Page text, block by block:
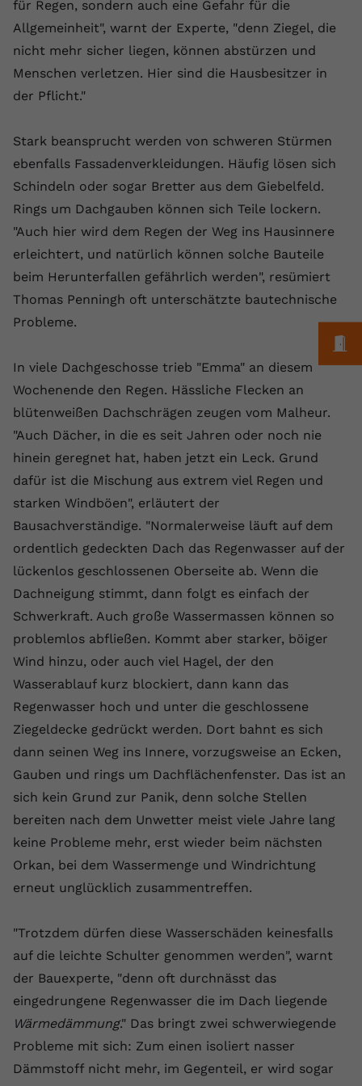
für Regen, sondern auch eine Gefahr für die
Allgemeinheit", warnt der Experte, "denn Ziegel, die
nicht mehr sicher liegen, können abstürzen und
Menschen verletzen. Hier sind die Hausbesitzer in
der Pflicht."
Stark beansprucht werden von schweren Stürmen
ebenfalls Fassadenverkleidungen. Häufig lösen sich
Schindeln oder sogar Bretter aus dem Giebelfeld.
Rings um Dachgauben können sich Teile lockern.
"Auch hier wird dem Regen der Weg ins Hausinnere
erleichtert, und natürlich können solche Bauteile
beim Herunterfallen gefährlich werden", resümiert
Thomas Penningh oft unterschätzte bautechnische
Probleme.
In viele Dachgeschosse trieb "Emma" an diesem
Wochenende den Regen. Hässliche Flecken an
blütenweißen Dachschrägen zeugen vom Malheur.
"Auch Dächer, in die es seit Jahren oder noch nie
hinein geregnet hat, haben jetzt ein Leck. Grund
dafür ist die Mischung aus extrem viel Regen und
starken Windböen", erläutert der
Bausachverständige. "Normalerweise läuft auf dem
ordentlich gedeckten Dach das Regenwasser auf der
lückenlos geschlossenen Oberseite ab. Wenn die
Dachneigung stimmt, dann folgt es einfach der
Schwerkraft. Auch große Wassermassen können so
problemlos abfließen. Kommt aber starker, böiger
Wind hinzu, oder auch viel Hagel, der den
Wasserablauf kurz blockiert, dann kann das
Regenwasser hoch und unter die geschlossene
Ziegeldecke gedrückt werden. Dort bahnt es sich
dann seinen Weg ins Innere, vorzugsweise an Ecken,
Gauben und rings um Dachflächenfenster. Das ist an
sich kein Grund zur Panik, denn solche Stellen
bereiten nach dem Unwetter meist viele Jahre lang
keine Probleme mehr, erst wieder beim nächsten
Orkan, bei dem Wassermenge und Windrichtung
erneut unglücklich zusammentreffen.
"Trotzdem dürfen diese Wasserschäden keinesfalls
auf die leichte Schulter genommen werden", warnt
der Bauexperte, "denn oft durchnässt das
eingedrungene Regenwasser die im Dach liegende
Wärmedämmung." Das bringt zwei schwerwiegende
Probleme mit sich: Zum einen isoliert nasser
Dämmstoff nicht mehr, im Gegenteil, er wird sogar
Laufzeit 1 Jahr
Zweck
Dieser Wert speichert Ihre Consent-
Einstellungen. Unter anderem eine
zufällig generierte ID, für die
hat.
fe_typo_user
Anbieter VPB.de
Zweck
Dieses Cookie wird verwendet, um die
Zweck
wiederzuerkennen und statistische
Informationen zur Nutzung der
Website zu erfassen.
Name _gcl au
Laufzeit 90 Tage
Zweck
Werbeklicks der Nutzung auf unserer
Website zuzuordnen.
Cookie-Informationen anzeigen
Externe Inhalte
Wir verwenden auf unserer Website externe Inhalte,
Laufzeit 2 Jahre
Zweck
Vimeo installiert dieses Cookie, um
Tracking-Informationen zu sammeln,
indem es eine eindeutige ID zum
Einbetten von Videos auf der Website
setzt.
Anbieter
Laufzeit 2 Jahre
Zweck
YouTube setzt dieses Cookie über
eingebettete YouTube-Videos und
registriert anonyme statistische Daten.
Anbieter Youtube.com
Laufzeit Session
Zweck
YouTube setzt diesen Cookie, um die
Videopräferenzen des Benutzers zu
speichern, der eingebettete YouTube-
Name yt.innertube::requests
Anbieter youtube.com
Laufzeit Session
Zweck
Dieser von YouTube gesetzte Cookie
registriert eine eindeutige ID, um
Daten darüber zu speichern, welche
Name yt.innertube::nextId
Anbieter Youtube.com
Laufzeit Session
Dieser von YouTube gesetzte Cookie